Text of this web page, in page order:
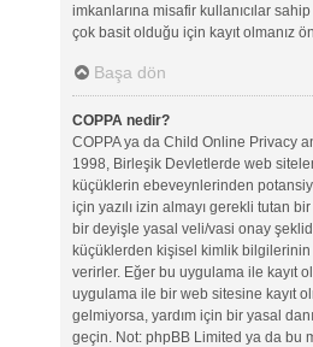
imkanlarına misafir kullanıcılar
çok basit olduğu için kayıt olmanız
Başa dön
COPPA nedir?
COPPA ya da Child Online Privacy
1998, Birleşik Devletlerde web
küçüklerin ebeveynlerinden
için yazılı izin almayı gerekli tutan
bir deyişle yasal veli/vasi onay
küçüklerden kişisel kimlik bilgilerinin
verirler. Eğer bu uygulama ile kayıt
uygulama ile bir web sitesine kayıt
gelmiyorsa, yardım için bir yasal
geçin. Not: phpBB Limited ya da bu